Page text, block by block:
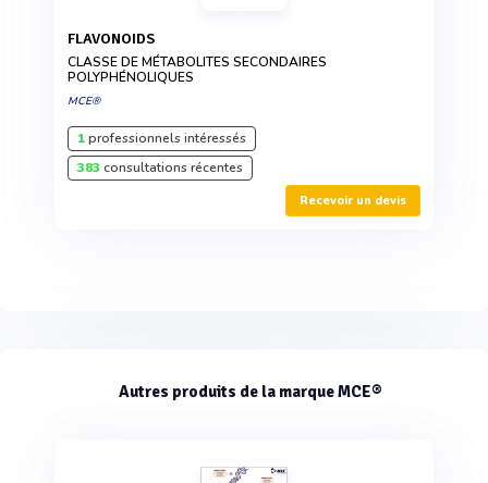
FLAVONOIDS
CLASSE DE MÉTABOLITES SECONDAIRES
POLYPHÉNOLIQUES
MCE®
1professionnels intéressés
383 consultations récentes
Recevoir un devis
Autres produits de la marque MCE®